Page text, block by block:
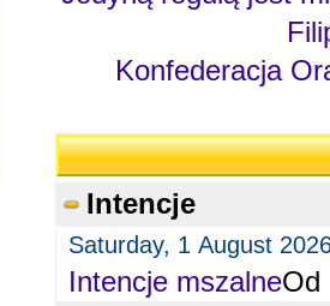
Konfederacja
Intencje
Saturday, 1 August
Intencje mszalneOd